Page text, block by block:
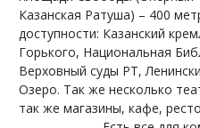
Казанская Ратуша) – 400
доступности: Казанский
Горького, Национальная
Верховный суды РТ,
Озеро. Так же несколько
так же магазины, кафе,